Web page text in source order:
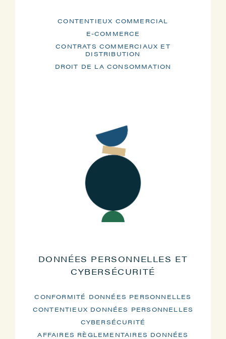
CONTENTIEUX COMMERCIAL
E-COMMERCE
CONTRATS COMMERCIAUX ET
DISTRIBUTION
DROIT DE LA CONSOMMATION
DONNÉES PERSONNELLES ET
CYBERSÉCURITÉ
CONFORMITÉ DONNÉES PERSONNELLES
CONTENTIEUX DONNÉES PERSONNELLES
CYBERSÉCURITÉ
AFFAIRES RÈGLEMENTAIRES DONNÉES